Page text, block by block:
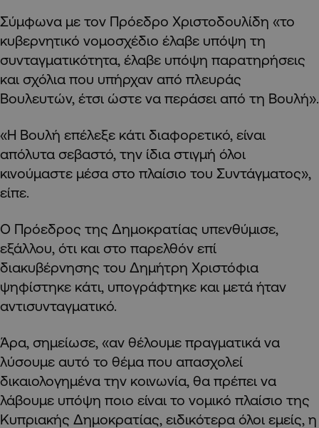
Σύμφωνα με τον Πρόεδρο Χριστοδουλίδη «το
κυβερνητικό νομοσχέδιο έλαβε υπόψη τη
συνταγματικότητα, έλαβε υπόψη παρατηρήσεις
και σχόλια που υπήρχαν από πλευράς
Βουλευτών, έτσι ώστε να περάσει από τη Βουλή».
«Η Βουλή επέλεξε κάτι διαφορετικό, είναι
απόλυτα σεβαστό, την ίδια στιγμή όλοι
κινούμαστε μέσα στο πλαίσιο του Συντάγματος»,
είπε.
Ο Πρόεδρος της Δημοκρατίας υπενθύμισε,
εξάλλου, ότι και στο παρελθόν επί
διακυβέρνησης του Δημήτρη Χριστόφια
ψηφίστηκε κάτι, υπογράφτηκε και μετά ήταν
αντισυνταγματικό.
Άρα, σημείωσε, «αν θέλουμε πραγματικά να
λύσουμε αυτό το θέμα που απασχολεί
δικαιολογημένα την κοινωνία, θα πρέπει να
λάβουμε υπόψη ποιο είναι το νομικό πλαίσιο της
Κυπριακής Δημοκρατίας, ειδικότερα όλοι εμείς, η